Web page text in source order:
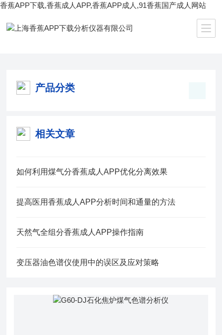
香蕉APP下载,香蕉成人APP,香蕉APP成人,91香蕉国产成人网站
/
产品分类
相关文章
如何利用煤气分香蕉成人APP优化分离效果
提高医用香蕉成人APP分析时间和通量的方法
天然气全组分香蕉成人APP操作指南
变压器油色谱仪使用中的误区及应对策略